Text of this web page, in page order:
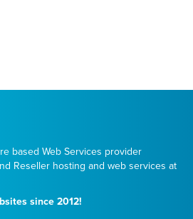
based Web Services provider
Reseller hosting and web services at
since 2012!